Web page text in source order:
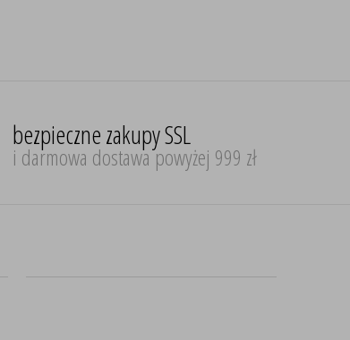
bezpieczne zakupy SSL
i darmowa dostawa powyżej 999 zł